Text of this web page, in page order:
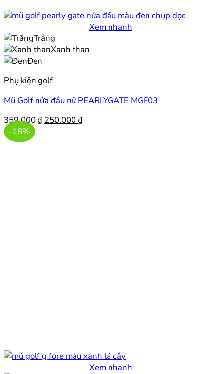
Xem nhanh
Trắng
Xanh than
Đen
Phụ kiện golf
Mũ Golf nửa đầu nữ PEARLYGATE MGF03
359.000₫ Giá
250.000 ₫Giá
-18%
Xem nhanh